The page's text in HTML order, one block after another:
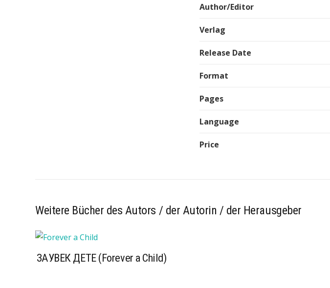
Author/Editor
Verlag
Release Date
Format
Pages
Language
Price
Weitere Bücher des Autors / der Autorin / der Herausgeber
ЗАУВЕК ДЕТЕ (Forever a Child)